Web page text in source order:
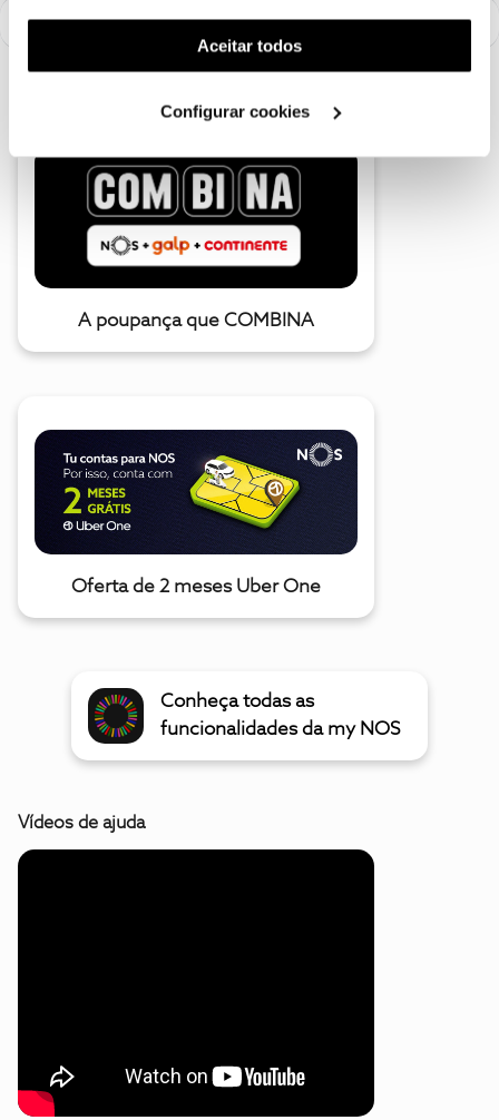
funcionalidade) e adaptar anúncios aos seus interesses
(cookies de publicidade personalizada). Pode gerir a
utilização dos cookies clicando em "Configurar
Aceitar todos
Configurar cookies
A poupança que COMBINA
Oferta de 2 meses Uber One
Conheça todas as
funcionalidades da my NOS
Vídeos de ajuda